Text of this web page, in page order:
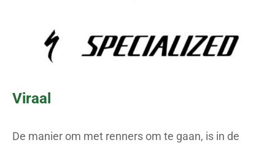
Viraal
De manier om met renners om te gaan, is in de